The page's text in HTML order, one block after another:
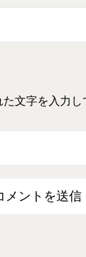
文字を入力し